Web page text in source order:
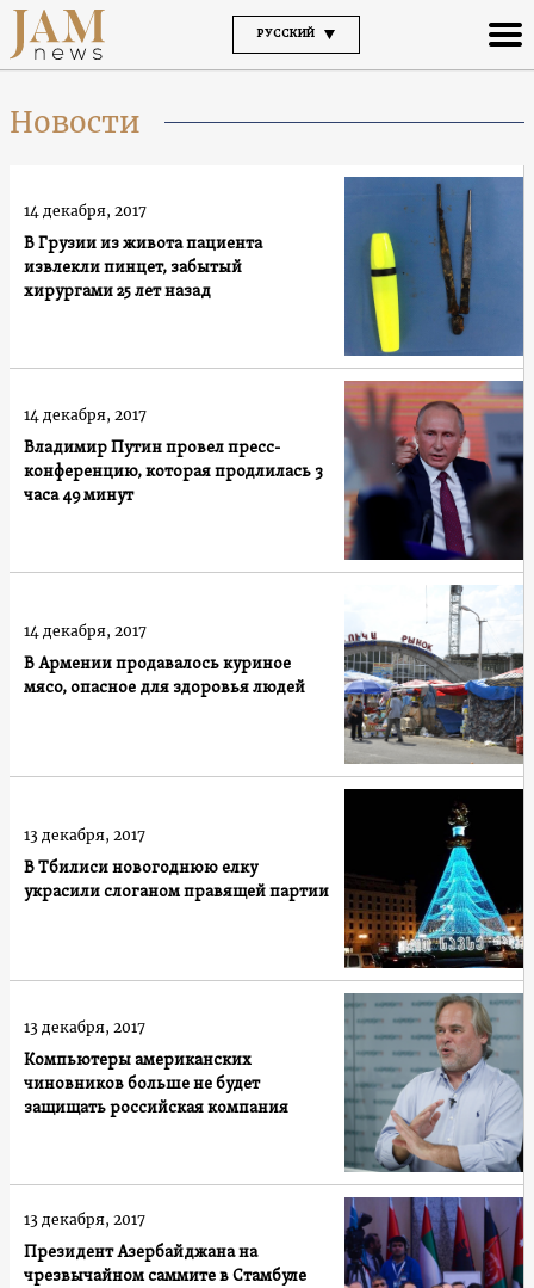
РУССКИЙ
Новости
В Грузии из живота пациента
извлекли пинцет, забытый
хирургами 25 лет назад
14 декабря, 2017
Владимир Путин провел пресс-
конференцию, которая продлилась 3
часа 49 минут
14 декабря, 2017
В Армении продавалось куриное
мясо, опасное для здоровья людей
14 декабря, 2017
В Тбилиси новогоднюю елку
украсили слоганом правящей партии
13 декабря, 2017
Компьютеры американских
чиновников больше не будет
защищать российская компания
13 декабря, 2017
Президент Азербайджана на
чрезвычайном саммите в Стамбуле
13 декабря, 2017